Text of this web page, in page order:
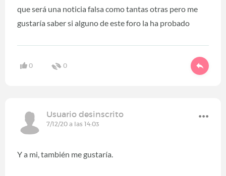
que será una noticia falsa como tantas otras pero me
gustaría saber si alguno de este foro la ha probado
0 0
Usuario desinscrito
7/12/20 a las 14:03
Y a mi, también me gustaría.